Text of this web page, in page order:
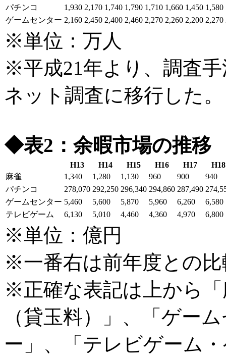
パチンコ
1,930 2,170 1,740 1,790 1,710 1,660 1,450 1,580
ゲームセンター 2,160 2,450 2,400 2,460 2,270 2,260 2,200 2,270
※単位：万人
※平成21年より、調査
ネット調査に移行した。
◆表2：余暇市場の推移
H13 H14 H15 H16 H17
H18
麻雀
1,340 1,280 1,130 960 900
940
パチンコ
278,070 292,250 296,340 294,860 287,490
ゲームセンター 5,460 5,600 5,870 5,960 6,260
6,580
テレビゲーム
6,130 5,010 4,460 4,360 4,970 6,800
※単位：億円
※一番右は前年度との比
※正確な表記は上から
（貸玉料）」、「ゲー
ー」、「テレビゲーム